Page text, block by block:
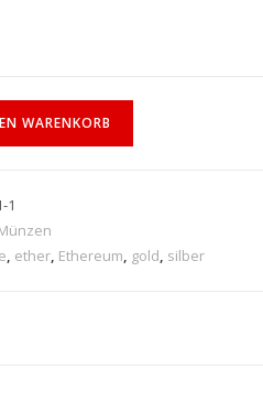
WARENKORB
1
, ether, Ethereum, gold, silber